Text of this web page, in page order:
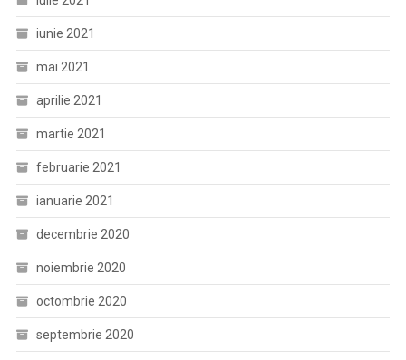
iunie 2021
mai 2021
aprilie 2021
martie 2021
februarie 2021
ianuarie 2021
decembrie 2020
noiembrie 2020
octombrie 2020
septembrie 2020